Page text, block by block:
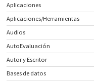
Aplicaciones
Aplicaciones/Herramientas
Audios
AutoEvaluación
Autor y Escritor
Bases de datos